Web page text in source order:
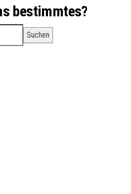
bestimmtes?
Suchen